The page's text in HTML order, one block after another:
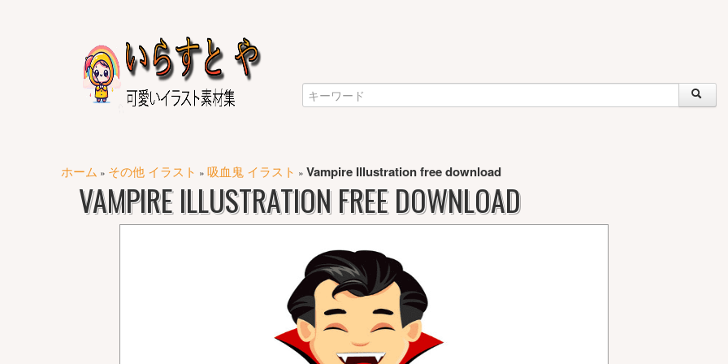
ホーム » その他 イラスト » 吸血鬼 イラスト » Vampire Illustration free download
VAMPIRE ILLUSTRATION FREE DOWNLOAD